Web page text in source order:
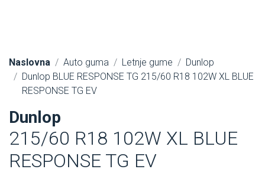
Naslovna Auto guma Letnje gume
Dunlop
Dunlop BLUE RESPONSE TG 215/60 R18 102W XL BLUE
RESPONSE TG EV
Dunlop
215/60 R18 102W XL BLUE
RESPONSE TG EV